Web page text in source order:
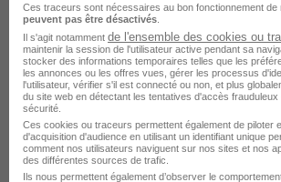
En fonction des modes de gestion
etc.) et de contractualisation (Projet,
BMC etc.), cordonnez les actions dans
responsabilité
Anticiper les besoins
équipements
Ces traceurs sont nécessaires au bon fonctionnement
peuvent pas être désactivés
Il s'agit notamment de l'ensemble des cookies ou
maintenir la session de l'utilisateur active pendant sa
stocker des informations temporaires telles que les
les annonces ou les offres vues, gérer les processus
l'utilisateur, vérifier s'il est connecté ou non, et plus
du site web en détectant les tentatives d'accès frauduleux
sécurité.
Ces cookies ou traceurs permettent également de piloter
d'acquisition d'audience en utilisant un identifiant unique
comment nos utilisateurs naviguent sur nos sites et nos
des différentes sources de trafic.
Ils nous permettent également d’observer le